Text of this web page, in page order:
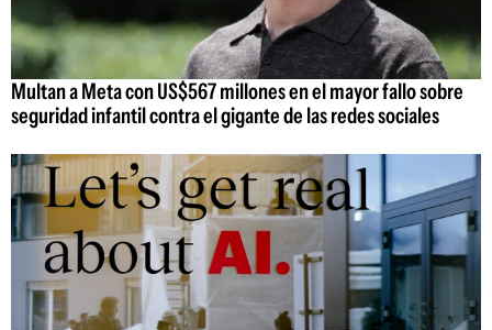
Multan a Meta con US$567 millones en el mayor fallo sobre
seguridad infantil contra el gigante de las redes sociales